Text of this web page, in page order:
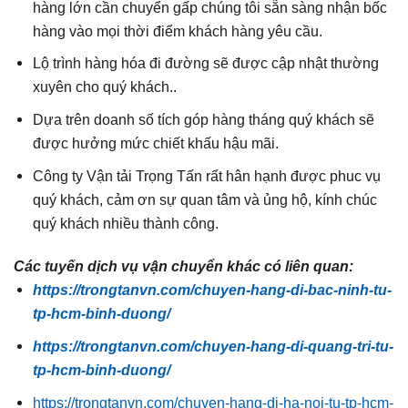
hàng lớn cần chuyển gấp chúng tôi sẵn sàng nhận bốc
hàng vào mọi thời điểm khách hàng yêu cầu.
Lộ trình hàng hóa đi đường sẽ được cập nhật thường
xuyên cho quý khách..
Dựa trên doanh số tích góp hàng tháng quý khách sẽ
được hưởng mức chiết khấu hậu mãi.
Công ty Vận tải Trọng Tấn rất hân hạnh được phuc vụ
quý khách, cảm ơn sự quan tâm và ủng hộ, kính chúc
quý khách nhiều thành công.
Các tuyến dịch vụ vận chuyển khác có liên quan:
https://trongtanvn.com/chuyen-hang-di-bac-ninh-tu-
tp-hcm-binh-duong/
https://trongtanvn.com/chuyen-hang-di-quang-tri-tu-
tp-hcm-binh-duong/
https://trongtanvn.com/chuyen-hang-di-ha-noi-tu-tp-hcm-